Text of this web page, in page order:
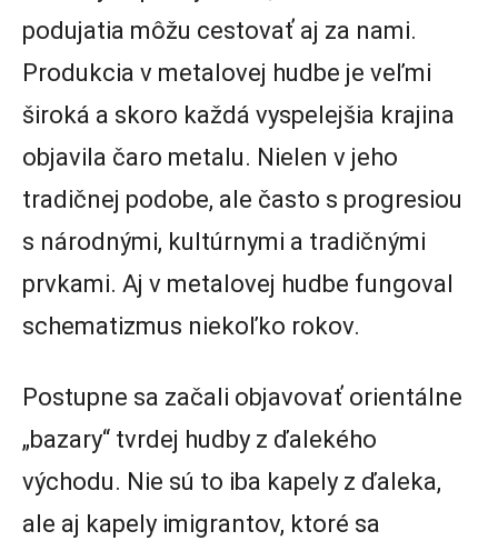
podujatia môžu cestovať aj za nami.
Produkcia v metalovej hudbe je veľmi
široká a skoro každá vyspelejšia krajina
objavila čaro metalu. Nielen v jeho
tradičnej podobe, ale často s progresiou
s národnými, kultúrnymi a tradičnými
prvkami. Aj v metalovej hudbe fungoval
schematizmus niekoľko rokov.
Postupne sa začali objavovať orientálne
„bazary“ tvrdej hudby z ďalekého
východu. Nie sú to iba kapely z ďaleka,
ale aj kapely imigrantov, ktoré sa